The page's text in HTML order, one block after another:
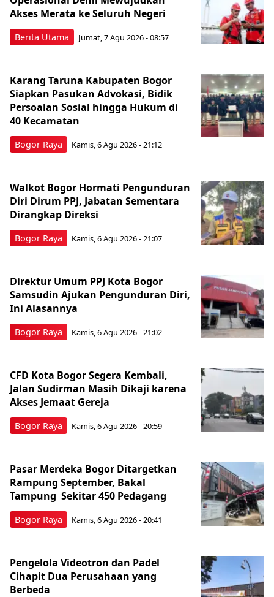
Berita Utama
Akses Merata ke Seluruh Negeri
Jumat, 7 Agu 2026 - 08:57
Bogor Raya
Karang Taruna Kabupaten Bogor
Siapkan Pasukan Advokasi, Bidik
Persoalan Sosial hingga Hukum di
40 Kecamatan
Kamis, 6 Agu 2026 - 21:12
Bogor Raya
Walkot Bogor Hormati Pengunduran
Diri Dirum PPJ, Jabatan Sementara
Dirangkap Direksi
Kamis, 6 Agu 2026 - 21:07
Bogor Raya
Direktur Umum PPJ Kota Bogor
Samsudin Ajukan Pengunduran Diri,
Ini Alasannya
Kamis, 6 Agu 2026 - 21:02
Bogor Raya
CFD Kota Bogor Segera Kembali,
Jalan Sudirman Masih Dikaji karena
Akses Jemaat Gereja
Kamis, 6 Agu 2026 - 20:59
Bogor Raya
Pasar Merdeka Bogor Ditargetkan
Rampung September, Bakal
Tampung Sekitar 450 Pedagang
Kamis, 6 Agu 2026 - 20:41
Pengelola Videotron dan Padel
Cihapit Dua Perusahaan yang
Berbeda